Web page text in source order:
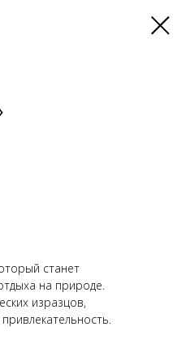
станет
на природе.
изразцов,